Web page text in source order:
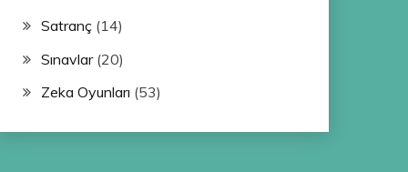
Satranç(14)
Sınavlar(20)
Zeka Oyunları (53)